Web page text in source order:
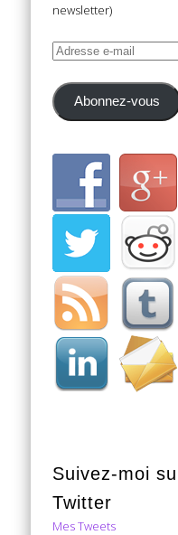
newsletter)
Adresse
mail
Abonnez-vous
Suivez-moi
Twitter
Mes Tweets